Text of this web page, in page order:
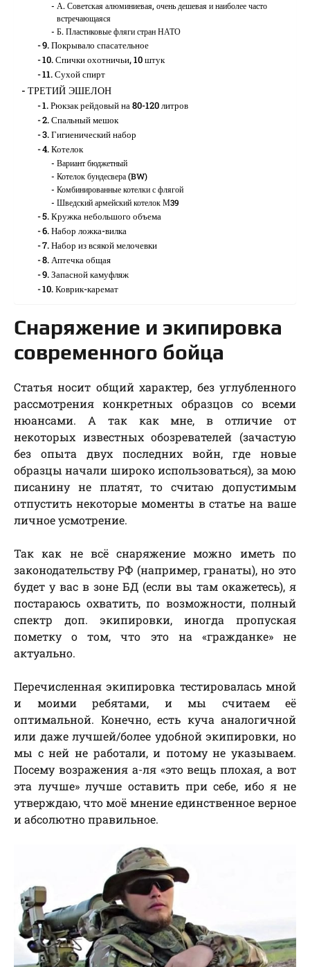
А. Советская алюминиевая, очень дешевая и наиболее часто
встречающаяся
Б. Пластиковые фляги стран НАТО
9. Покрывало спасательное
10. Спички охотничьи, 10 штук
11. Сухой спирт
ТРЕТИЙ ЭШЕЛОН
1. Рюкзак рейдовый на 80-120 литров
2. Спальный мешок
3. Гигиенический набор
4. Котелок
Вариант бюджетный
Котелок бундесвера (BW)
Комбинированные котелки с флягой
Шведский армейский котелок М39
5. Кружка небольшого объема
6. Набор ложка-вилка
7. Набор из всякой мелочевки
8. Аптечка общая
9. Запасной камуфляж
10. Коврик-каремат
Снаряжение и экипировка
современного бойца
Статья носит общий характер, без углубленного
рассмотрения конкретных образцов со всеми
нюансами. А так как мне, в отличие от
некоторых известных обозревателей (зачастую
без опыта двух последних войн, где новые
образцы начали широко использоваться), за мою
писанину не платят, то считаю допустимым
отпустить некоторые моменты в статье на ваше
личное усмотрение.
Так как не всё снаряжение можно иметь по
законодательству РФ (например, гранаты), но это
будет у вас в зоне БД (если вы там окажетесь), я
постараюсь охватить, по возможности, полный
спектр доп. экипировки, иногда пропуская
пометку о том, что это на «гражданке» не
актуально.
Перечисленная экипировка тестировалась мной
и моими ребятами, и мы считаем её
оптимальной. Конечно, есть куча аналогичной
или даже лучшей/более удобной экипировки, но
мы с ней не работали, и потому не указываем.
Посему возражения а-ля «это вещь плохая, а вот
эта лучше» лучше оставить при себе, ибо я не
утверждаю, что моё мнение единственное верное
и абсолютно правильное.